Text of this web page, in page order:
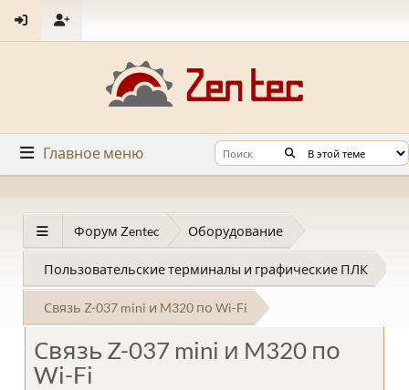
Главное меню
Форум Zentec Оборудование
Пользовательские терминалы и графические ПЛК
Связь Z-037 mini и M320 по Wi-Fi
Связь Z-037 mini и M320 по
Wi-Fi